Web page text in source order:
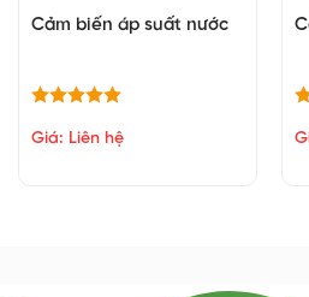
Cảm biến áp suất nước
Giá: Liên hệ